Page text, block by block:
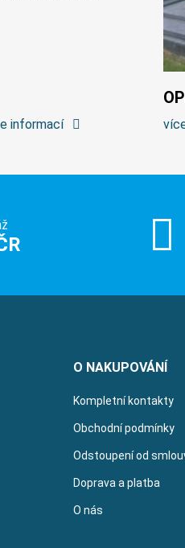
informací
O NAKUPOVÁNÍ
Kompletní kontakty
Obchodní podmínky
Odstoupení od
Doprava a platba
O nás